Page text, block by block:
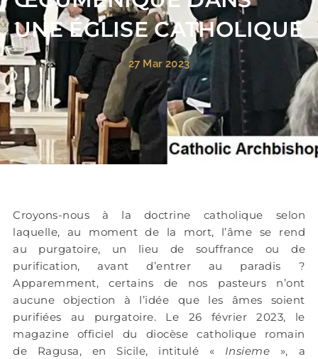
UNE ÉGLISE CATHOLIQUE
27 Mar 2023
Croyons-nous à la doctrine catholique selon
laquelle, au moment de la mort, l’âme se rend
au purgatoire, un lieu de souffrance ou de
purification, avant d’entrer au paradis ?
Apparemment, certains de nos pasteurs n’ont
aucune objection à l’idée que les âmes soient
purifiées au purgatoire. Le 26 février 2023, le
magazine officiel du diocèse catholique romain
de Ragusa, en Sicile, intitulé « Insieme », a